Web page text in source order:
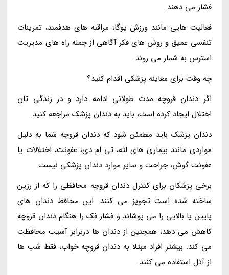
فشار می دهند.
فعالیت هایی مانند ورزش یوگا، مراقبه های هدفمند، تمرینات
تنفسی عمیق و روش های فکر آگاهی از جمله راه های مدیریت
استرس به شمار می روند.
چه وقت برای معاینه پزشکی اقدام کنید؟
اگر دندان قروچه مدت طولانی ادامه دارد و در زندگی تان
اختلال ایجاد کرده است، باید به دندان پزشک مراجعه کنید.
دندان پزشک باید مطمئن شود که دندان قروچه شما به دلیل
مواردی مانند بیماری های لثه، تی ام دی، عفونت، اختلالات یا
عفونت گوش، جراحت و سایر موارد دندان پزشکی نیست.
برخی پزشکان برای کنترل دندان قروچه محافظی را که از رزین
ساخته شده است تجویز می کنند. این محافظ دندان های
پایین یا بالایی را می پوشاند و فشار فک را هنگام دندان قروچه
کاهش می دهد، همچنین از دندان ها دربرابر آسیب محافظت
می کند. بیشتر افراد مبتلا به دندان قروچه خواب، فقط شب ها
از آتل استفاده می کنند.